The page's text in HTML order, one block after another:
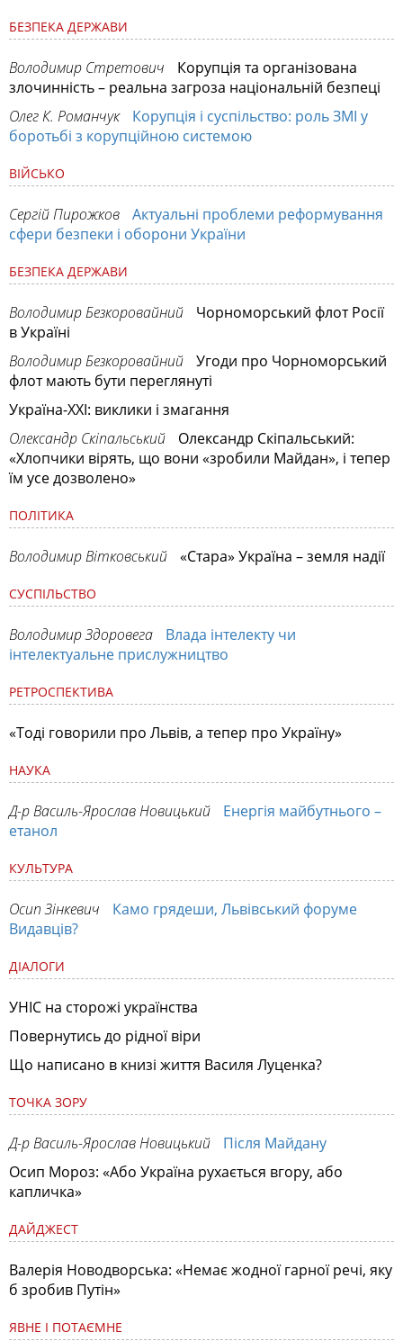
БЕЗПЕКА ДЕРЖАВИ
Володимир Стретович
Корупція та організована
злочинність – реальна загроза національній безпеці
Олег К. Романчук
Корупція і суспільство: роль ЗМІ у
боротьбі з корупційною системою
ВІЙСЬКО
Сергій Пирожков
Актуальні проблеми реформування
сфери безпеки і оборони України
БЕЗПЕКА ДЕРЖАВИ
Володимир Безкоровайний
Чорноморський флот Росії
в Україні
Володимир Безкоровайний
Угоди про Чорноморський
флот мають бути переглянуті
Україна-ХХІ: виклики і змагання
Олександр Скіпальський
Олександр Скіпальський:
«Хлопчики вірять, що вони «зробили Майдан», і тепер
їм усе дозволено»
ПОЛІТИКА
Володимир Вітковський «Стара» Україна – земля надії
СУСПІЛЬСТВО
Володимир Здоровега
Влада інтелекту чи
інтелектуальне прислужництво
РЕТРОСПЕКТИВА
«Тоді говорили про Львів, а тепер про Україну»
НАУКА
Д-р Василь-Ярослав Новицький
Енергія майбутнього –
етанол
КУЛЬТУРА
Осип Зінкевич
Камо грядеши, Львівський форуме
Видавців?
ДІАЛОГИ
УНІС на сторожі українства
Повернутись до рідної віри
Що написано в книзі життя Василя Луценка?
ТОЧКА ЗОРУ
Д-р Василь-Ярослав Новицький
Після Майдану
Осип Мороз: «Або Україна рухається вгору, або
капличка»
ДАЙДЖЕСТ
Валерія Новодворська: «Немає жодної гарної речі, яку
б зробив Путін»
ЯВНЕ І ПОТАЄМНЕ